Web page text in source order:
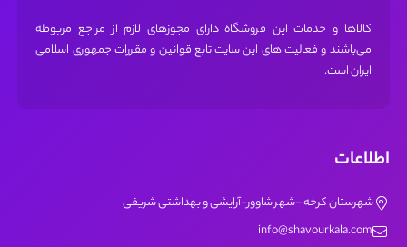
کالاها و خدمات این فروشگاه دارای مجوز‌های لازم از مراجع مربوطه
می‌باشند و فعالیت های این سایت تابع قوانین و مقررات جمهوری اسلامی
ایران است.
اطلاعات
شهرستان کرخه -شهر شاوور-آرایشی و بهداشتی شریفی
info@shavourkala.com